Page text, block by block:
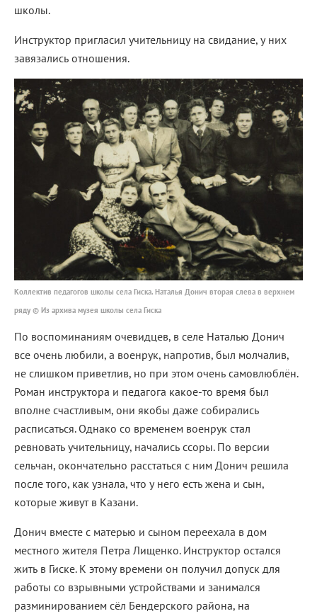
школы.
Инструктор пригласил учительницу на свидание, у них
завязались отношения.
Коллектив педагогов школы села Гиска. Наталья Донич вторая слева в верхнем
ряду © Из архива музея школы села Гиска
По воспоминаниям очевидцев, в селе Наталью Донич
все очень любили, а военрук, напротив, был молчалив,
не слишком приветлив, но при этом очень самовлюблён.
Роман инструктора и педагога какое-то время был
вполне счастливым, они якобы даже собирались
расписаться. Однако со временем военрук стал
ревновать учительницу, начались ссоры. По версии
сельчан, окончательно расстаться с ним Донич решила
после того, как узнала, что у него есть жена и сын,
которые живут в Казани.
Донич вместе с матерью и сыном переехала в дом
местного жителя Петра Лищенко. Инструктор остался
жить в Гиске. К этому времени он получил допуск для
работы со взрывными устройствами и занимался
разминированием сёл Бендерского района, на